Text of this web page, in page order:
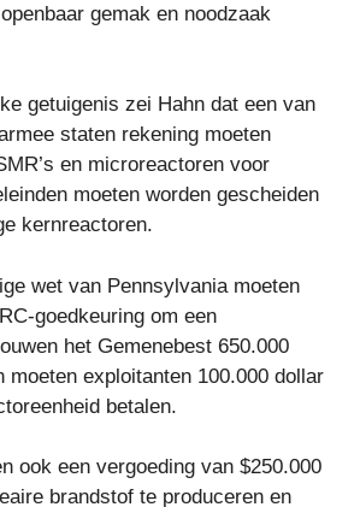
gemak en noodzaak
getuigenis zei Hahn dat een van
staten rekening moeten
en microreactoren voor
moeten worden gescheiden
kernreactoren.
wet van Pennsylvania moeten
goedkeuring om een
het Gemenebest 650.000
moeten exploitanten 100.000 dollar
betalen.
ook een vergoeding van $250.000
brandstof te produceren en